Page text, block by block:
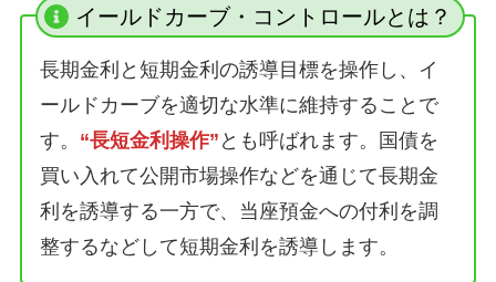
イールドカーブ・コントロールとは？
長期金利と短期金利の誘導目標を操作し、イ
ールドカーブを適切な水準に維持することで
す。 “長短金利操作” とも呼ばれます。国債を
買い入れて公開市場操作などを通じて長期金
利を誘導する一方で、当座預金への付利を調
整するなどして短期金利を誘導します。